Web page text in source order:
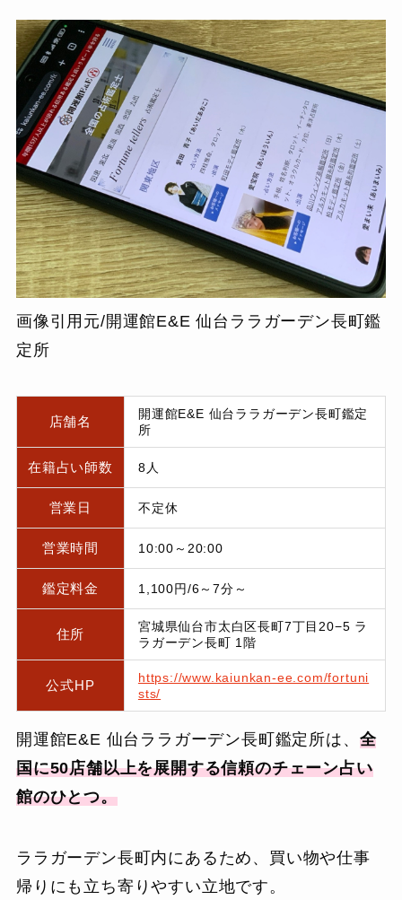
画像引用元/開運館E&E 仙台ララガーデン長町鑑
定所
店舗名
開運館E&E 仙台ララガーデン長町鑑定
所
在籍占い師数 8人
営業日 不定休
営業時間 10:00～20:00
鑑定料金 1,100円/6～7分～
住所
宮城県仙台市太白区長町7丁目20−5 ラ
ラガーデン長町 1階
公式HP
https://www.kaiunkan-ee.com/fortuni
sts/
開運館E&E 仙台ララガーデン長町鑑定所は、 全
国に50店舗以上を展開する信頼のチェーン占い
館のひとつ。
ララガーデン長町内にあるため、買い物や仕事
帰りにも立ち寄りやすい立地です。